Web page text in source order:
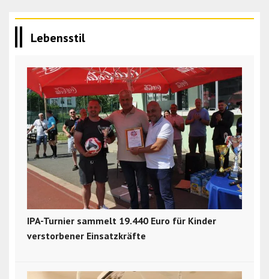
Lebensstil
IPA-Turnier sammelt 19.440 Euro für Kinder
verstorbener Einsatzkräfte